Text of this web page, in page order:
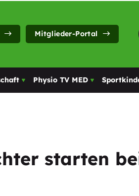
Mitglieder-Portal
Physio TV MED
starten